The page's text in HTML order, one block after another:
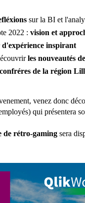
sur la BI et
2022 : vision et
inspirant
les nouveautés
de la région
venez donc
qui présentera
de rétro-gaming sera